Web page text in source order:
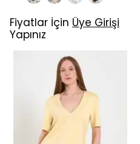
Fiyatlar İçin Üye Girişi
Yapınız